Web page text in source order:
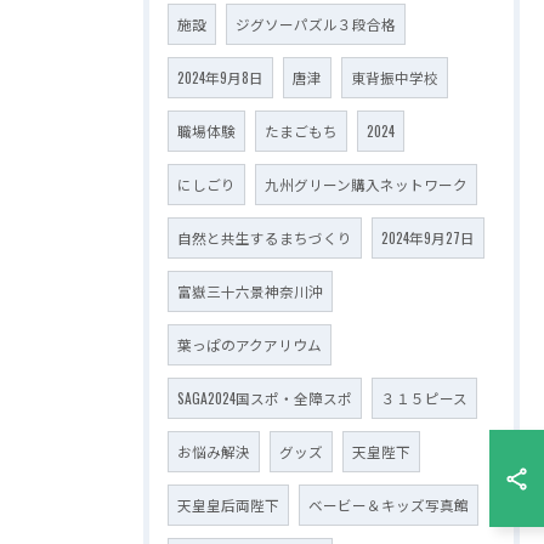
施設 ジグソーパズル３段合格
2024年9月8日 唐津 東背振中学校
職場体験 たまごもち 2024
にしごり 九州グリーン購入ネットワーク
自然と共生するまちづくり 2024年9月27日
富嶽三十六景神奈川沖
葉っぱのアクアリウム
SAGA2024国スポ・全障スポ ３１５ピース
お悩み解決 グッズ 天皇陛下
天皇皇后両陛下 ベービー＆キッズ写真館